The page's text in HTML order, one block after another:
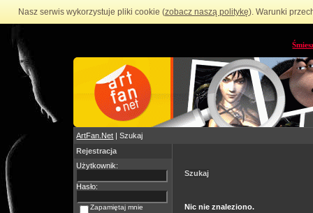
Nasz serwis wykorzystuje pliki cookie (zobacz naszą politykę). Warunki
ArtFan.Net | Szukaj
Rejestracja
Użytkownik:
Hasło:
Zapamiętaj mnie
Szukaj
Nic nie znaleziono.